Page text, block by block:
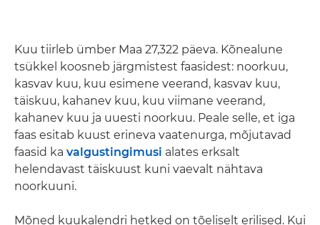
Kuu tiirleb ümber Maa 27,322 päeva. Kõnealune
tsükkel koosneb järgmistest faasidest: noorkuu,
kasvav kuu, kuu esimene veerand, kasvav kuu,
täiskuu, kahanev kuu, kuu viimane veerand,
kahanev kuu ja uuesti noorkuu. Peale selle, et iga
faas esitab kuust erineva vaatenurga, mõjutavad
faasid ka valgustingimusi alates erksalt
helendavast täiskuust kuni vaevalt nähtava
noorkuuni.
Mõned kuukalendri hetked on tõeliselt erilised. Kui